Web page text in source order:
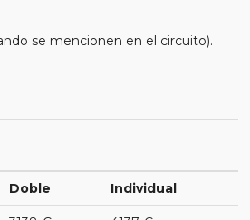
se mencionen en el circuito).
Doble Individual